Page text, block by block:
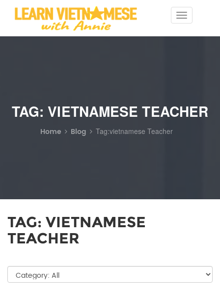
Toggle
navigation
TAG: VIETNAMESE TEACHER
Home Blog Tag:vietnamese Teacher
TAG: VIETNAMESE
TEACHER